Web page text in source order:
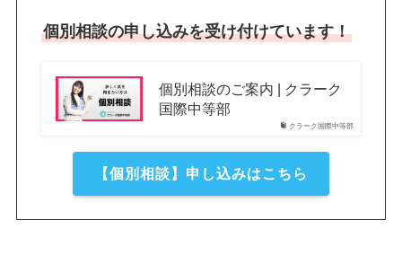
個別相談の申し込みを受け付けています！
クラーク国際中等部
個別相談のご案内 | クラーク
国際中等部
【個別相談】申し込みはこちら